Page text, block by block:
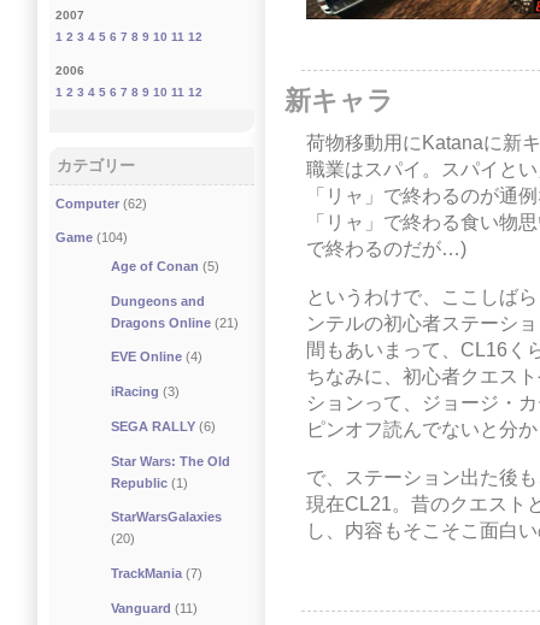
新キャラ
荷物移動用にKatanaに新
職業はスパイ。スパイと
「リャ」で終わるのが通
「リャ」で終わる食い物
で終わるのだが…)
というわけで、ここしば
ンテルの初心者ステーシ
間もあいまって、CL16く
ちなみに、初心者クエス
ションって、ジョージ・
ピンオフ読んでないと分
で、ステーション出た後
現在CL21。昔のクエスト
し、内容もそこそこ面白
2007
1 2 3 4 5 6 7 8 9 10 11 12
2006
1 2 3 4 5 6 7 8 9 10 11 12
カテゴリー
Computer (62)
Game (104)
Age of Conan (5)
Dungeons and
Dragons Online(21)
EVE Online(4)
iRacing (3)
SEGA RALLY(6)
Star Wars: The Old
Republic(1)
StarWarsGalaxies
(20)
TrackMania(7)
Vanguard (11)